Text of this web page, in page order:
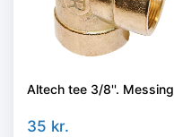
Altech tee 3/8''. Messing
35 kr.